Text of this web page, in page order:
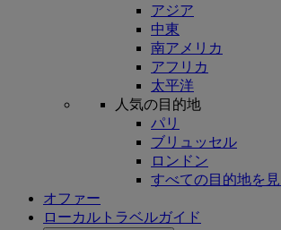
アジア
中東
南アメリカ
アフリカ
太平洋
人気の目的地
パリ
ブリュッセル
ロンドン
すべての目的地を見
オファー
ローカルトラベルガイド